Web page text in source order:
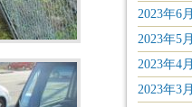
2023年6月
2023年5月
2023年4月
2023年3月